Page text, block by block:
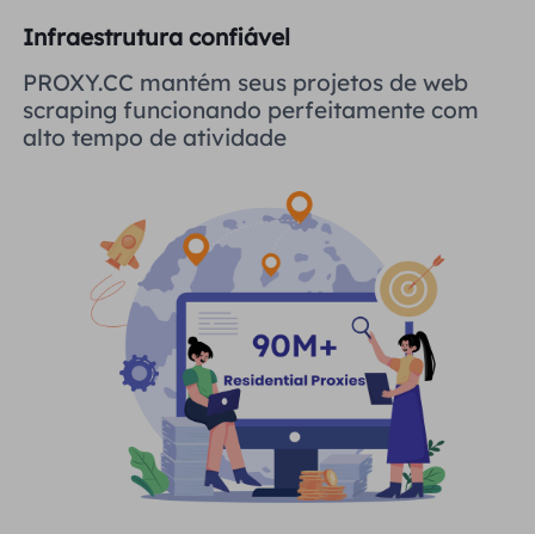
Infraestrutura confiável
PROXY.CC mantém seus projetos de web
scraping funcionando perfeitamente com
alto tempo de atividade